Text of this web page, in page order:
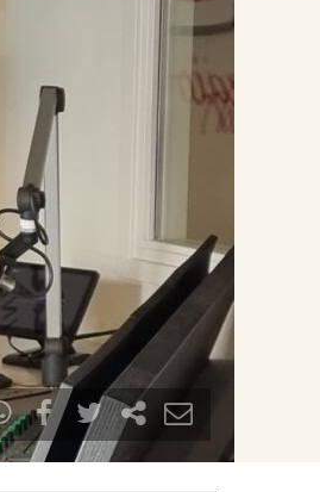
uur 1 van 2
Volgend uur